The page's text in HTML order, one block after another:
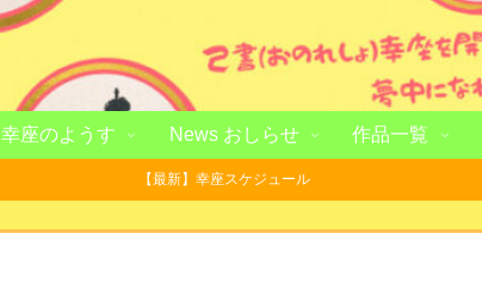
幸座のようす News おしらせ 作品一覧
【最新】幸座スケジュール